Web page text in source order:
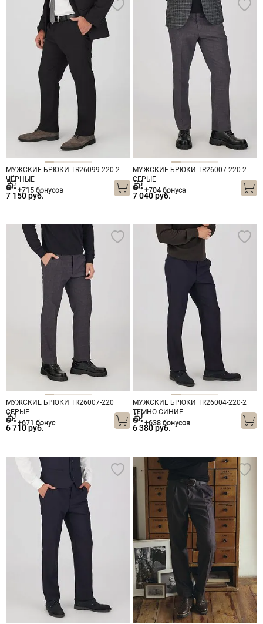
МУЖСКИЕ БРЮКИ TR26099-220-2
ЧЁРНЫЕ
7 150 руб.
+715 бонусов
МУЖСКИЕ БРЮКИ TR26007-220-2
СЕРЫЕ
7 040 руб.
+704 бонуса
МУЖСКИЕ БРЮКИ TR26007-220
СЕРЫЕ
6 710 руб.
+671 бонус
МУЖСКИЕ БРЮКИ TR26004-220-2
ТЕМНО-СИНИЕ
6 380 руб.
+638 бонусов